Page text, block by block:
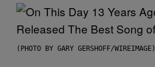
(PHOTO BY GARY GERSHOFF/WIREIMAGE)